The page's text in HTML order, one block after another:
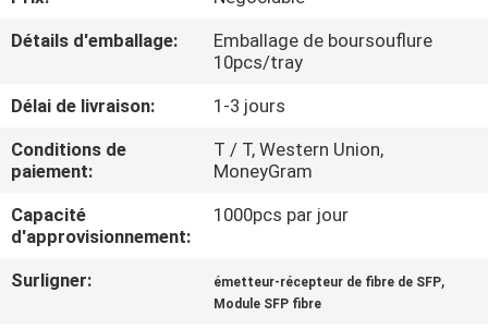
DE
QUALITÉ
NOUS
CONTACTER
NOUVELLES
Détails d'emballage:
Emballage de boursouflure
10pcs/tray
Délai de livraison:
1-3 jours
Conditions de
paiement:
T / T, Western Union,
MoneyGram
Capacité
d'approvisionnement:
1000pcs par jour
Surligner: émetteur-récepteur de fibre de SFP,
Module SFP fibre